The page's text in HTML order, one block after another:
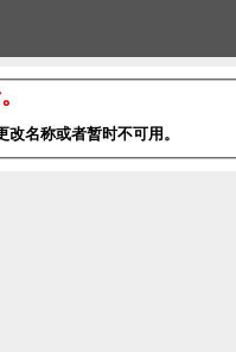
名称或者暂时不可用。